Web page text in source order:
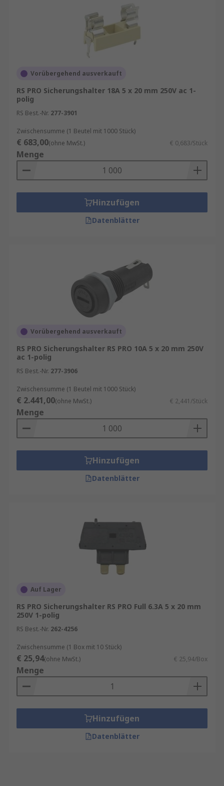
Vorübergehend ausverkauft
RS PRO Sicherungshalter 18A 5 x 20 mm 250V ac 1-
polig
RS Best.-Nr. 277-3901
Zwischensumme (1 Beutel mit 1000 Stück)
€ 683,00(ohne MwSt.) € 0,683/Stück
Menge
Hinzufügen
Datenblätter
Vorübergehend ausverkauft
RS PRO Sicherungshalter RS PRO 10A 5 x 20 mm 250V
ac 1-polig
RS Best.-Nr. 277-3906
Zwischensumme (1 Beutel mit 1000 Stück)
€ 2.441,00(ohne MwSt.) € 2,441/Stück
Menge
Hinzufügen
Datenblätter
Auf Lager
RS PRO Sicherungshalter RS PRO Full 6.3A 5 x 20 mm
250V 1-polig
RS Best.-Nr. 262-4256
Zwischensumme (1 Box mit 10 Stück)
€ 25,94(ohne MwSt.) € 25,94/Box
Menge
Hinzufügen
Datenblätter